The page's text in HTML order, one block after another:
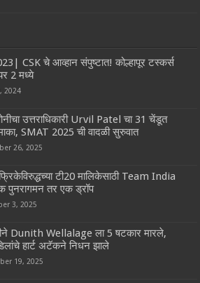
CSK चे आव्हान संपुष्टात! कोल्हापूर टस्कर्स
2 मध्ये
2024
उत्तराधिकारी Urvil Patel चा 31 चेंडूत
SMAT 2025 ची वादळी सुरुवात
26, 2025
टी20 मालिकेसाठी Team India
पुनरागमन तर एक ड्रॉप
3, 2025
Dunith Wellalage ला 5 षटकार मारले,
हार्ट अटॅकने निधन झाले
19, 2025